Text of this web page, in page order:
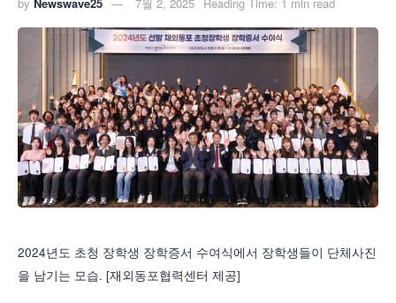
2024년도 초청 장학생 장학증서 수여식에서 장학생들이 단체사진
을 남기는 모습. [재외동포협력센터 제공]